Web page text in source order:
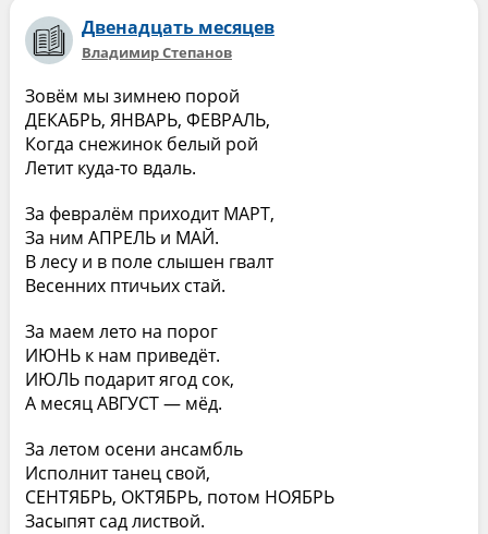
Двенадцать месяцев
Владимир Степанов
Зовём мы зимнею порой
ДЕКАБРЬ, ЯНВАРЬ, ФЕВРАЛЬ,
Когда снежинок белый рой
Летит куда-то вдаль.
За февралём приходит МАРТ,
За ним АПРЕЛЬ и МАЙ.
В лесу и в поле слышен гвалт
Весенних птичьих стай.
За маем лето на порог
ИЮНЬ к нам приведёт.
ИЮЛЬ подарит ягод сок,
А месяц АВГУСТ — мёд.
За летом осени ансамбль
Исполнит танец свой,
СЕНТЯБРЬ, ОКТЯБРЬ, потом НОЯБРЬ
Засыпят сад листвой.